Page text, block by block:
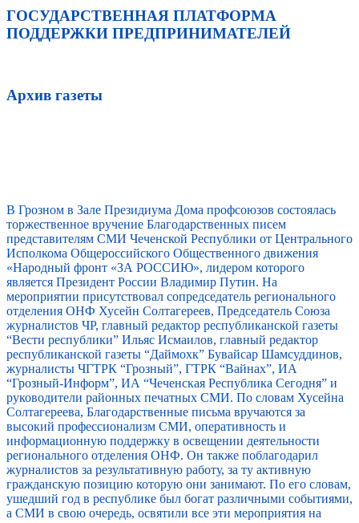
ГОСУДАРСТВЕННАЯ ПЛАТФОРМА
ПОДДЕРЖКИ ПРЕДПРИНИМАТЕЛЕЙ
Архив газеты
В Грозном в Зале Президиума Дома профсоюзов состоялась
торжественное вручение Благодарственных писем
представителям СМИ Чеченской Республики от Центрального
Исполкома Общероссийского Общественного движения
«Народный фронт «ЗА РОССИЮ», лидером которого
является Президент России Владимир Путин. На
мероприятии присутствовал сопредседатель регионального
отделения ОНФ Хусейн Солтагереев, Председатель Союза
журналистов ЧР, главный редактор республиканской газеты
“Вести республики” Ильяс Исмаилов, главный редактор
республиканской газеты “Даймохк” Бувайсар Шамсуддинов,
журналисты ЧГТРК “Грозный”, ГТРК “Вайнах”, ИА
“Грозный-Информ”, ИА “Чеченская Республика Сегодня” и
руководители районных печатных СМИ. По словам Хусейна
Солтагереева, Благодарственные письма вручаются за
высокий профессионализм СМИ, оперативность и
информационную поддержку в освещении деятельности
регионального отделения ОНФ. Он также поблагодарил
журналистов за результативную работу, за ту активную
гражданскую позицию которую они занимают. По его словам,
ушедший год в республике был богат различными событиями,
а СМИ в свою очередь, освятили все эти мероприятия на